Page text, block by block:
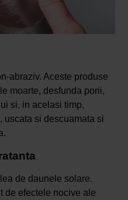
abraziv. Aceste produse
moarte, desfunda porii,
si, in acelasi timp,
uscata si descuamata si
de daunele solare.
de efectele nocive ale